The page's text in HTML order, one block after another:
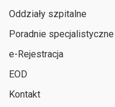
Oddziały szpitalne
Poradnie specjalistyczne
e-Rejestracja
EOD
Kontakt